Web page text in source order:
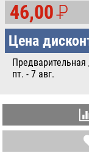
46,00P
УБ.
Цена
пт. - 7 авг.